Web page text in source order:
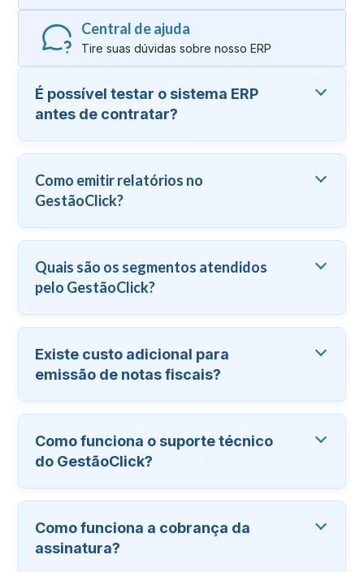
Central de ajuda
Tire suas dúvidas sobre nosso ERP
É possível testar o sistema ERP
antes de contratar?
Como emitir relatórios no
GestãoClick?
Quais são os segmentos atendidos
pelo GestãoClick?
Existe custo adicional para
emissão de notas fiscais?
Como funciona o suporte técnico
do GestãoClick?
Como funciona a cobrança da
assinatura?